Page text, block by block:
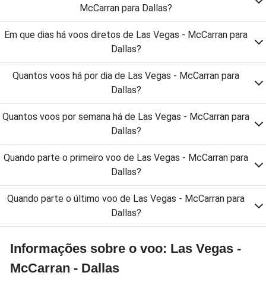
McCarran para Dallas?
Em que dias há voos diretos de Las Vegas - McCarran para
Dallas?
Quantos voos há por dia de Las Vegas - McCarran para
Dallas?
Quantos voos por semana há de Las Vegas - McCarran para
Dallas?
Quando parte o primeiro voo de Las Vegas - McCarran para
Dallas?
Quando parte o último voo de Las Vegas - McCarran para
Dallas?
Informações sobre o voo: Las Vegas -
McCarran - Dallas